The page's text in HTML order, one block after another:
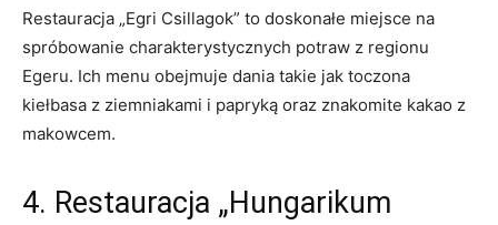
Restauracja „Egri Csillagok”⁤ to doskonałe miejsce‍ na
spróbowanie charakterystycznych potraw z ​regionu
Egeru. Ich menu‍ obejmuje dania takie jak toczona
kiełbasa z⁣ ziemniakami i papryką oraz⁤ znakomite ⁢kakao z
makowcem.
4. Restauracja „Hungarikum